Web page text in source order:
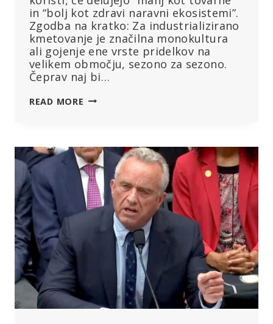
in “bolj kot zdravi naravni ekosistemi”.
Zgodba na kratko: Za industrializirano
kmetovanje je značilna monokultura
ali gojenje ene vrste pridelkov na
velikem območju, sezono za sezono.
Čeprav naj bi…
READ MORE “OPUSTITE
RAZMIŠLJANJE”:
ŠTUDIJA
JE
POKAZALA,
DA
RAZNOLIKO
KMETOVANJE
IZPLAČA
LJUDEM
PLANETU